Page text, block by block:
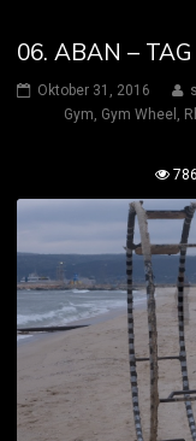
06. ABAN –
Oktober 31, 2016
Gym, Gym Wheel ,